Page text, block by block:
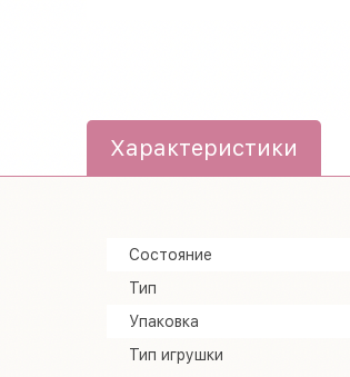
Характеристики
Состояние
Тип
Упаковка
Тип игрушки